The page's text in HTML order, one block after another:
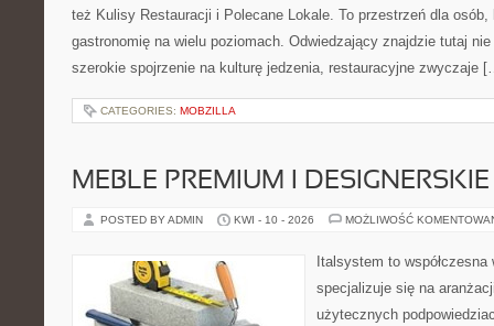
też Kulisy Restauracji i Polecane Lokale. To przestrzeń dla
gastronomię na wielu poziomach. Odwiedzający znajdzie tutaj
szerokie spojrzenie na kulturę jedzenia, restauracyjne zwyczaje
CATEGORIES: MOBZILLA
MEBLE PREMIUM I DESIGNERSKIE
POSTED BY ADMIN KWI - 10 - 2026 MOŻLIWOŚĆ
Italsystem to
specjalizuje się na
użytecznych